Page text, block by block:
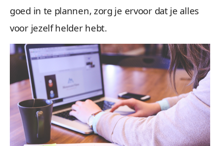
goed in te plannen, zorg je ervoor dat je alles
voor jezelf helder hebt.